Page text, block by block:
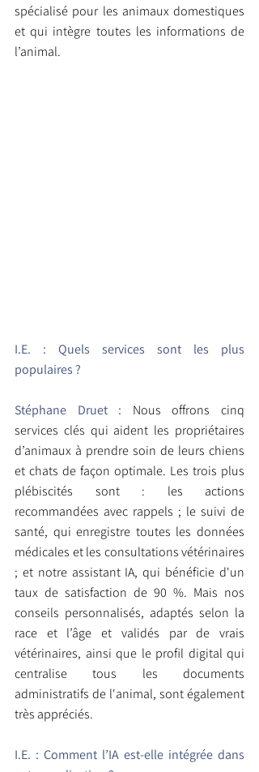
spécialisé pour les animaux domestiques
et qui intègre toutes les informations de
l’animal.
I.E. : Quels services sont les plus
populaires ?
Stéphane Druet : Nous offrons cinq
services clés qui aident les propriétaires
d’animaux à prendre soin de leurs chiens
et chats de façon optimale. Les trois plus
plébiscités sont : les actions
recommandées avec rappels ; le suivi de
santé, qui enregistre toutes les données
médicales et les consultations vétérinaires
; et notre assistant IA, qui bénéficie d'un
taux de satisfaction de 90 %. Mais nos
conseils personnalisés, adaptés selon la
race et l’âge et validés par de vrais
vétérinaires, ainsi que le profil digital qui
centralise tous les documents
administratifs de l'animal, sont également
très appréciés.
I.E. : Comment l’IA est-elle intégrée dans